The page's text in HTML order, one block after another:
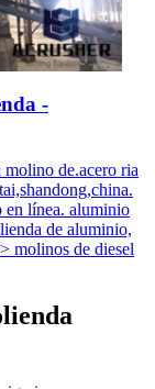
-
de.acero ria
en línea. aluminio
de aluminio,
molinos de diesel